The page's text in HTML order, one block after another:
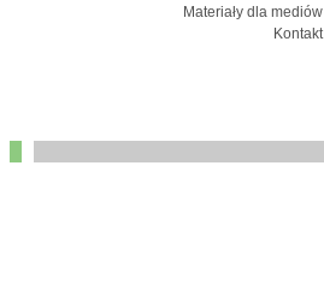
Materiały dla mediów
Kontakt